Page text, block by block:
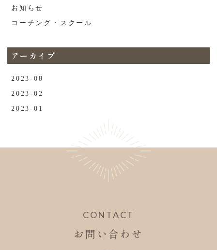
お知らせ
コーチング・スクール
アーカイブ
2023-08
2023-02
2023-01
CONTACT
お問い合わせ